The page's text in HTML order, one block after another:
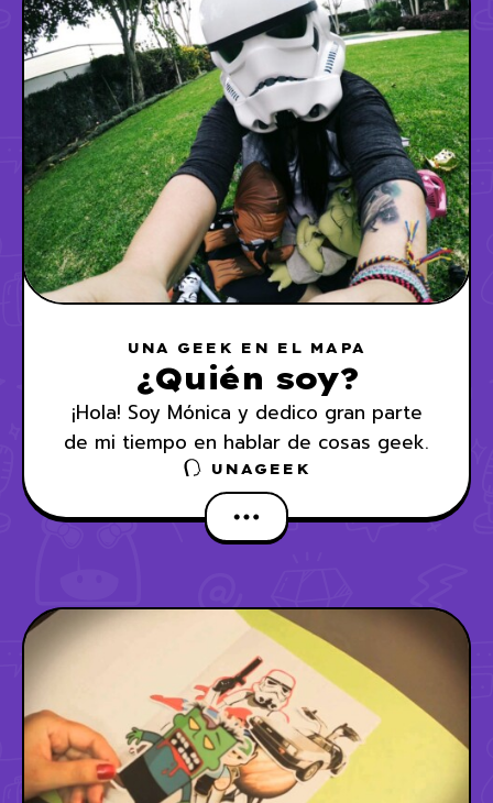
UNA GEEK EN EL MAPA
¿Quién soy?
¡Hola! Soy Mónica y dedico gran parte
de mi tiempo en hablar de cosas geek.
UNAGEEK